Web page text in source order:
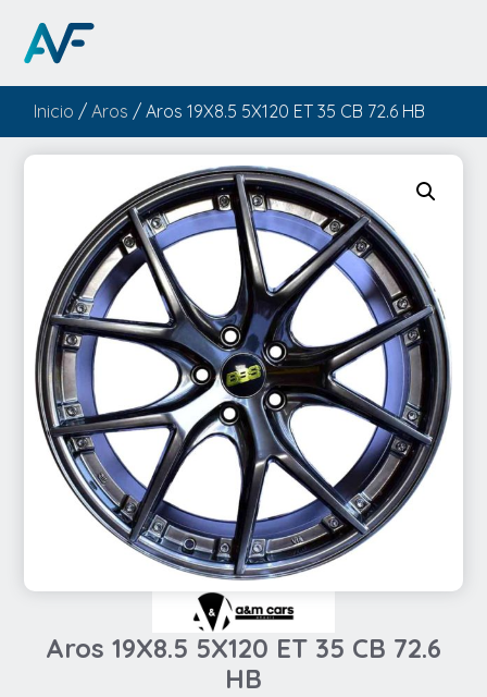
Inicio /Aros / Aros 19X8.5 5X120 ET 35 CB 72.6 HB
Aros 19X8.5 5X120 ET 35 CB 72.6
HB